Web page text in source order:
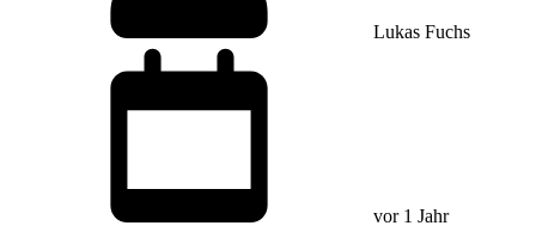
Lukas Fuchs
vor 1 Jahr